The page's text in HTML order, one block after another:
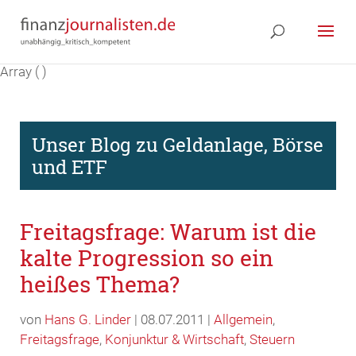
Array ( )
Unser Blog zu Geldanlage, Börse
und ETF
Freitagsfrage: Warum ist die
kalte Progression so ein
heißes Thema?
von Hans G. Linder| 08.07.2011 | Allgemein,
Freitagsfrage, Konjunktur & Wirtschaft, Steuern